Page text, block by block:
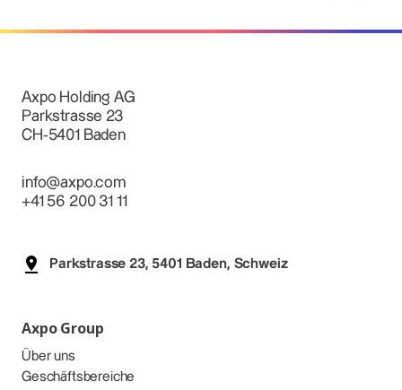
Axpo Holding AG
Parkstrasse 23
CH-5401 Baden
info@axpo.com
+41 56 200 31 11
Parkstrasse 23, 5401 Baden, Schweiz
Axpo Group
Über uns
Geschäftsbereiche